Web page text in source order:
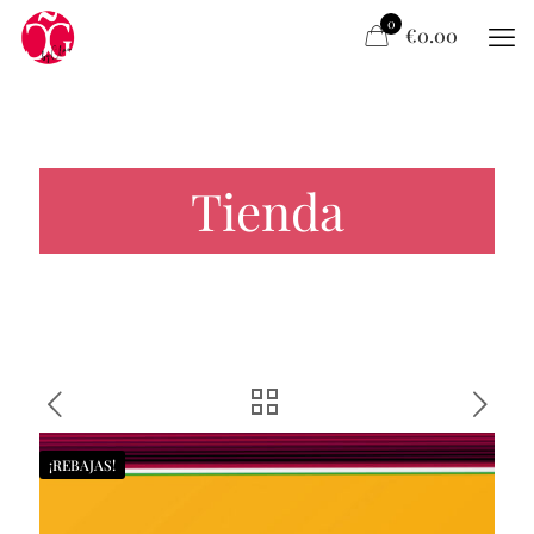
0 €0.00
Tienda
¡REBAJAS!